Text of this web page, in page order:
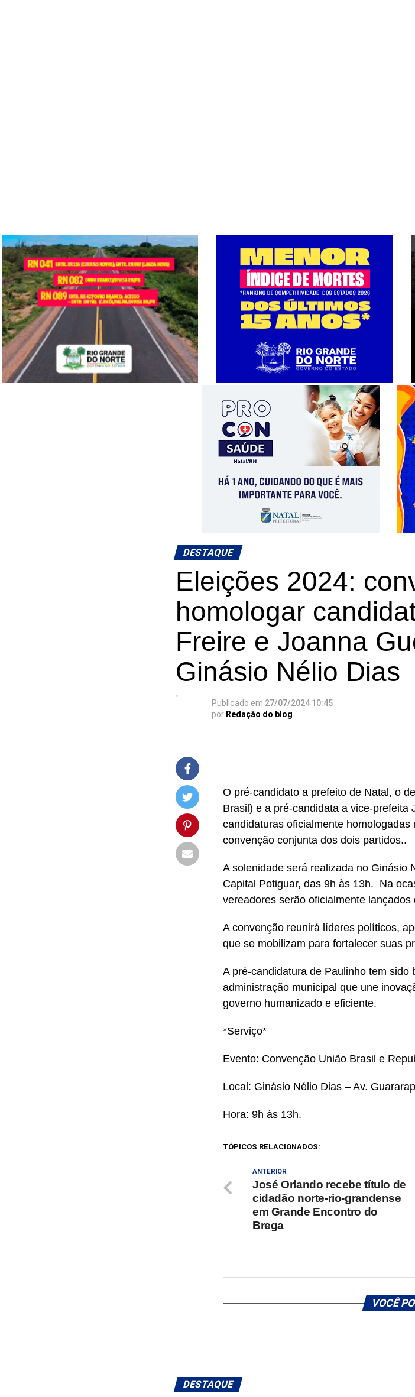
DESTAQUE
Eleições 2024:
homologar
Freire e Joanna
Ginásio Nélio Dias
Publicado em 27/07/2024 10:45
por Redação do blog
O pré-candidato a prefeito de Natal, o
Brasil) e a pré-candidata a vice-
candidaturas oficialmente
convenção conjunta dos dois partidos..
A solenidade será realizada no Ginásio
Capital Potiguar, das 9h às 13h. Na
vereadores serão oficialmente lançados
A convenção reunirá líderes políticos,
que se mobilizam para fortalecer suas
A pré-candidatura de Paulinho tem
administração municipal que une
governo humanizado e eficiente.
*Serviço*
Evento: Convenção União Brasil e
Local: Ginásio Nélio Dias – Av.
Hora: 9h às 13h.
TÓPICOS RELACIONADOS:
ANTERIOR
José Orlando recebe título de
cidadão norte-rio-grandense
em Grande Encontro do
Brega
VOCÊ
DESTAQUE